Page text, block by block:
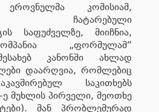
ეროვნულმა კომისიამ,
ჩატარებული
საფუძველზე, მიიჩნია,
„ფორმულამ“
კანონში ახლად
დაარღვია, რომლებიც
საკითხებს
მუხლის პირველი, მეოთხე
მან პრობლემურად